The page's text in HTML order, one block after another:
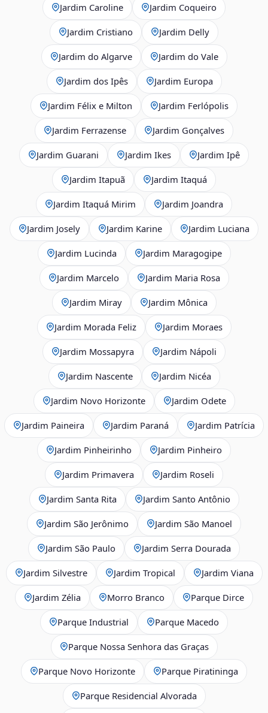
Jardim Caroline Jardim Coqueiro
Jardim Cristiano Jardim Delly
Jardim do Algarve Jardim do Vale
Jardim dos Ipês Jardim Europa
Jardim Félix e Milton Jardim Ferlópolis
Jardim Ferrazense Jardim Gonçalves
Jardim Guarani Jardim Ikes Jardim Ipê
Jardim Itapuã Jardim Itaquá
Jardim Itaquá Mirim Jardim Joandra
Jardim Josely Jardim Karine Jardim Luciana
Jardim Lucinda Jardim Maragogipe
Jardim Marcelo Jardim Maria Rosa
Jardim Miray Jardim Mônica
Jardim Morada Feliz Jardim Moraes
Jardim Mossapyra Jardim Nápoli
Jardim Nascente Jardim Nicéa
Jardim Novo Horizonte Jardim Odete
Jardim Paineira Jardim Paraná Jardim Patrícia
Jardim Pinheirinho Jardim Pinheiro
Jardim Primavera Jardim Roseli
Jardim Santa Rita Jardim Santo Antônio
Jardim São Jerônimo Jardim São Manoel
Jardim São Paulo Jardim Serra Dourada
Jardim Silvestre Jardim Tropical Jardim Viana
Jardim Zélia Morro Branco Parque Dirce
Parque Industrial Parque Macedo
Parque Nossa Senhora das Graças
Parque Novo Horizonte Parque Piratininga
Parque Residencial Alvorada